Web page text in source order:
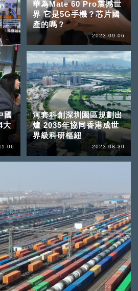
國
大
06
華為Mate 60 Pro震撼世
界 它是5G手機？芯片國
產的嗎？
2023-09-06
河套科創深圳園區規劃出
爐 2035年協同香港成世
界級科研樞紐
2023-08-30